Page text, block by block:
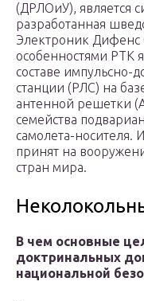
(ДРЛОиУ), является
разработанная
Электроник Дифенс
особенностями РТК
составе импульсно-
станции (РЛС) на
антенной решетки
семейства
самолета-носителя.
принят на
стран мира.
В чем основные
доктринальных
национальной